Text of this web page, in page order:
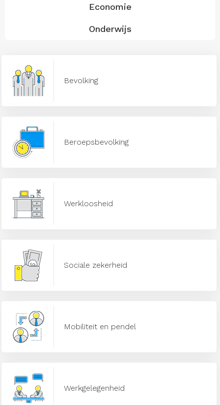
Economie
Onderwijs
Bevolking
Beroepsbevolking
Werkloosheid
Sociale zekerheid
Mobiliteit en pendel
Werkgelegenheid